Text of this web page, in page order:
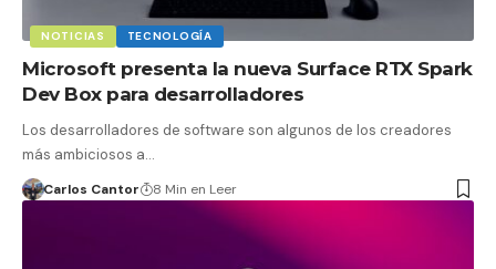
NOTICIAS TECNOLOGÍA
Microsoft presenta la nueva Surface RTX Spark
Dev Box para desarrolladores
Los desarrolladores de software son algunos de los creadores
más ambiciosos a…
Carlos Cantor 8 Min en Leer